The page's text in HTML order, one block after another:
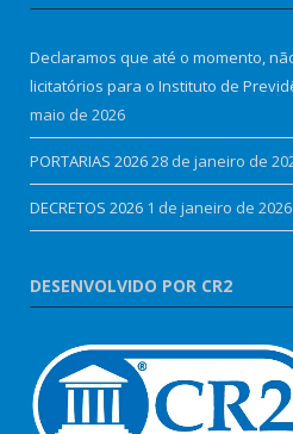
Declaramos que até o momento,
licitatórios para o Instituto de
maio de 2026
PORTARIAS 202628 de janeiro de
DECRETOS 2026 1 de janeiro de 2026
DESENVOLVIDO POR CR2